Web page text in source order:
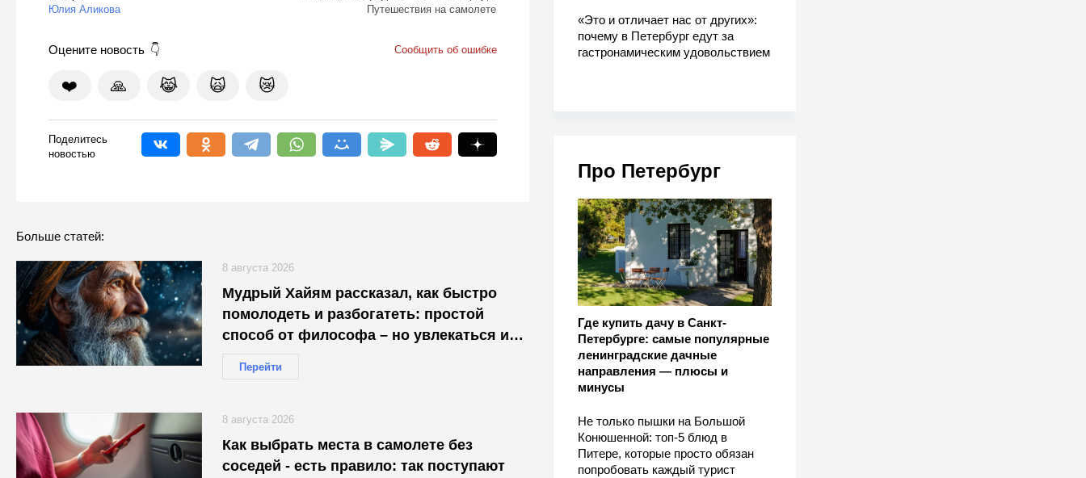
«Это и отличает нас от других»:
почему в Петербург едут за
гастронамическим удовольствием
Про Петербург
Где купить дачу в Санкт-
Петербурге: самые популярные
ленинградские дачные
направления — плюсы и
минусы
Не только пышки на Большой
Конюшенной: топ-5 блюд в
Питере, которые просто обязан
попробовать каждый турист
Юлия Аликова
Путешествия на самолете
Оцените новость Сообщить об ошибке
❤️ 🙏 😹 🙀 😿
Поделитесь
новостью
Больше статей:
Мудрый Хайям рассказал, как быстро
помолодеть и разбогатеть: простой
способ от философа – но увлекаться им
Перейти
8 августа 2026
Как выбрать места в самолете без
соседей - есть правило: так поступают
8 августа 2026